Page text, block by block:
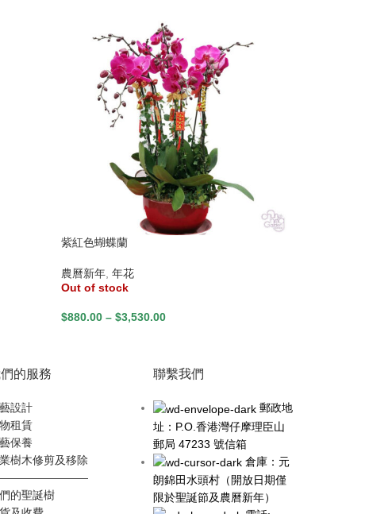
紫紅色蝴蝶蘭
農曆新年, 年花
Out of stock
$880.00 – $3,530.00
的服務
設計
租賃
保養
樹木修剪及移除
的聖誕樹
聯繫我們
郵政地
址：P.O.香港灣仔摩理臣山
郵局 47233 號信箱
倉庫：元
朗錦田水頭村（開放日期僅
限於聖誕節及農曆新年）